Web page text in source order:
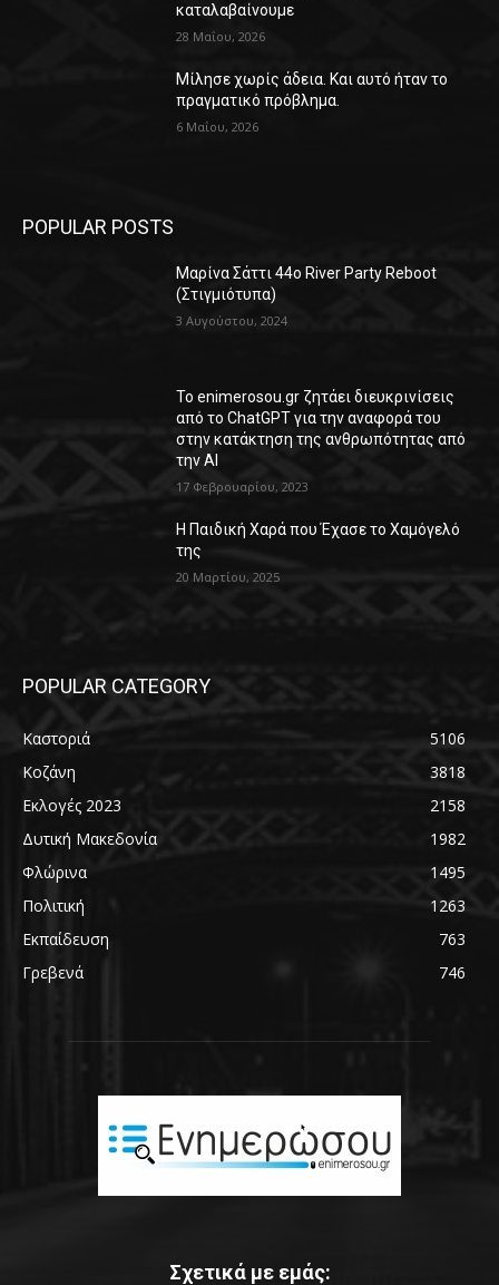
καταλαβαίνουμε
28 Μαΐου, 2026
Μίλησε χωρίς άδεια. Και αυτό ήταν το
πραγματικό πρόβλημα.
6 Μαΐου, 2026
POPULAR POSTS
Μαρίνα Σάττι 44o River Party Reboot
(Στιγμιότυπα)
3 Αυγούστου, 2024
Το enimerosou.gr ζητάει διευκρινίσεις
από το ChatGPT για την αναφορά του
στην κατάκτηση της ανθρωπότητας από
την AI
17 Φεβρουαρίου, 2023
Η Παιδική Χαρά που Έχασε το Χαμόγελό
της
20 Μαρτίου, 2025
POPULAR CATEGORY
Καστοριά
5106
Κοζάνη
3818
Εκλογές 2023
2158
Δυτική Μακεδονία
1982
Φλώρινα
1495
Πολιτική
1263
Εκπαίδευση
763
Γρεβενά
746
Σχετικά με εμάς: